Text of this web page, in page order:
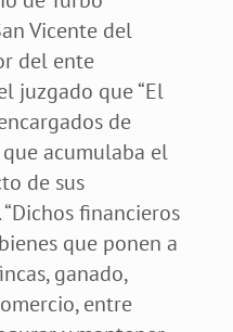
Vicente del
del ente
juzgado que “El
de
acumulaba el
de sus
financieros
que ponen a
ganado,
entre